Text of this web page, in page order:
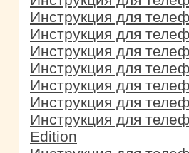
Инструкция для
Инструкция для
Инструкция для
Инструкция для
Инструкция для
Инструкция для
Инструкция для
Edition